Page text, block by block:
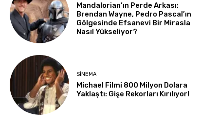
Mandalorian’ın Perde Arkası:
Brendan Wayne, Pedro Pascal’ın
Gölgesinde Efsanevi Bir Mirasla
Nasıl Yükseliyor?
SINEMA
Michael Filmi 800 Milyon Dolara
Yaklaştı: Gişe Rekorları Kırılıyor!